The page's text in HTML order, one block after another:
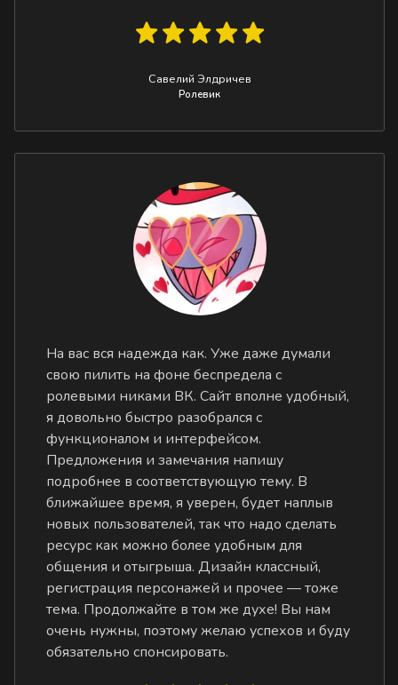
Савелий Элдричев
Ролевик
На вас вся надежда как. Уже даже думали
свою пилить на фоне беспредела с
ролевыми никами ВК. Сайт вполне удобный,
я довольно быстро разобрался с
функционалом и интерфейсом.
Предложения и замечания напишу
подробнее в соответствующую тему. В
ближайшее время, я уверен, будет наплыв
новых пользователей, так что надо сделать
ресурс как можно более удобным для
общения и отыгрыша. Дизайн классный,
регистрация персонажей и прочее — тоже
тема. Продолжайте в том же духе! Вы нам
очень нужны, поэтому желаю успехов и буду
обязательно спонсировать.